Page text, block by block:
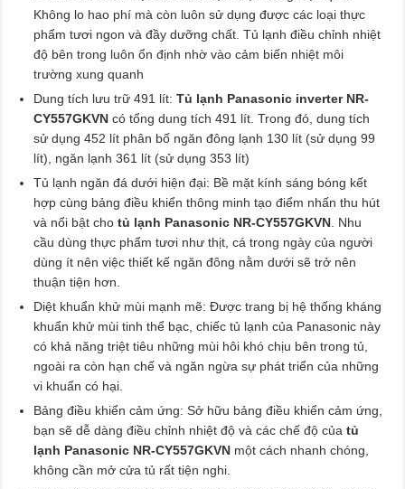
Không lo hao phí mà còn luôn sử dụng được các loại thực
phẩm tươi ngon và đầy dưỡng chất. Tủ lạnh điều chỉnh nhiệt
độ bên trong luôn ổn định nhờ vào cảm biến nhiệt môi
trường xung quanh
Dung tích lưu trữ 491 lít:Tủ lạnh Panasonic inverter NR-
CY557GKVNcó tổng dung tích 491 lít. Trong đó, dung tích
sử dụng 452 lít phân bố ngăn đông lạnh 130 lít (sử dụng 99
lít), ngăn lạnh 361 lít (sử dụng 353 lít)
Tủ lạnh ngăn đá dưới hiện đại: Bề mặt kính sáng bóng kết
hợp cùng bảng điều khiển thông minh tạo điểm nhấn thu hút
và nổi bật cho tủ lạnh Panasonic NR-CY557GKVN . Nhu
cầu dùng thực phẩm tươi như thịt, cá trong ngày của người
dùng ít nên việc thiết kế ngăn đông nằm dưới sẽ trở nên
thuận tiện hơn.
Diệt khuẩn khử mùi mạnh mẽ: Được trang bị hệ thống kháng
khuẩn khử mùi tinh thể bạc, chiếc tủ lạnh của Panasonic này
có khả năng triệt tiêu những mùi hôi khó chịu bên trong tủ,
ngoài ra còn hạn chế và ngăn ngừa sự phát triển của những
vi khuẩn có hại.
Bảng điều khiển cảm ứng: Sở hữu bảng điều khiển cảm ứng,
bạn sẽ dễ dàng điều chỉnh nhiệt độ và các chế độ củatủ
lạnh Panasonic NR-CY557GKVN một cách nhanh chóng,
không cần mở cửa tủ rất tiện nghi.